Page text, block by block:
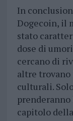
In
Dogecoin, il
stato
dose di
cercano di
altre
culturali.
capitolo